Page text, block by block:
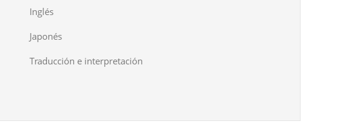
Inglés
Japonés
Traducción e interpretación